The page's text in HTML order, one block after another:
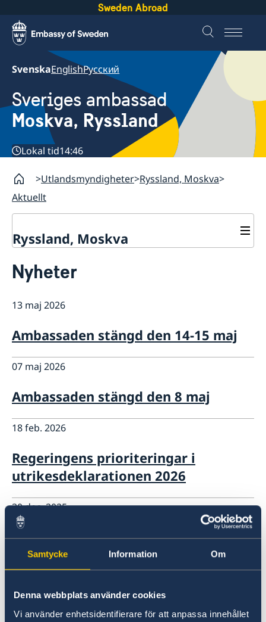
Samtycke Information Om
Denna webbplats använder cookies
Vi använder enhetsidentifierare för att anpassa innehållet
Sweden Abroad
SvenskaEnglishРусский
Sveriges ambassad
Moskva, Ryssland
Lokal tid14:46
Utlandsmyndigheter Ryssland, Moskva
Aktuellt
Ryssland, Moskva
Kontakt
Vi är en resurs för svenska företag
Business Sweden i Ryssland
Företagsfrukost på ambassaden
Aktuellt
Information till svenskar i Ryssland
Nyheter
13 maj 2026
Ambassaden stängd den 14-15 maj
07 maj 2026
Ambassaden stängd den 8 maj
18 feb. 2026
Regeringens prioriteringar i
utrikesdeklarationen 2026
30 dec. 2025
Ambassadens växel tillfälligt stängd
30 dec. 2025
Helgdagar och lediga dagar 2026